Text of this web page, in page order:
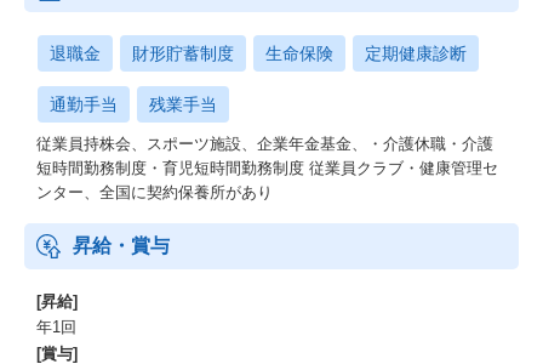
退職金 財形貯蓄制度 生命保険 定期健康診断
通勤手当 残業手当
従業員持株会、スポーツ施設、企業年金基金、・介護休職・介護
短時間勤務制度・育児短時間勤務制度 従業員クラブ・健康管理セ
ンター、全国に契約保養所があり
昇給・賞与
[昇給]
年1回
[賞与]